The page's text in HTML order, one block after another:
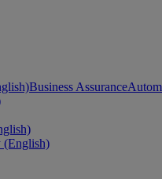
Business Assurance
(English)